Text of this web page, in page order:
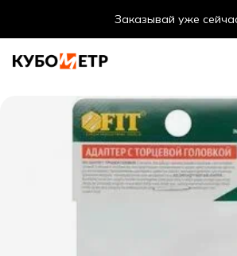
Заказывай уже
Оптовые цены даже для